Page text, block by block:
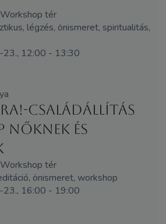
tér
légzés, önismeret, spiritualitás,
12:00 - 13:30
Családállítás
és
tér
önismeret, workshop
16:00 - 19:00